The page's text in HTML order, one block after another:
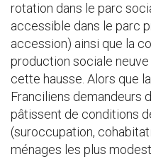
rotation dans le parc
accessible dans le parc
accession) ainsi que la
production sociale
cette hausse. Alors que
Franciliens demandeurs
pâtissent de conditions
(suroccupation,
ménages les plus